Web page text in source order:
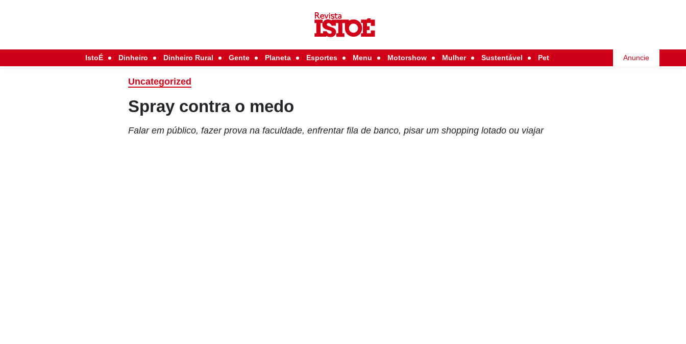
IstoÉ Dinheiro Dinheiro Rural Gente Planeta Esportes Menu Motorshow Mulher Sustentável Pet Anuncie
Uncategorized
Spray contra o medo
Falar em público, fazer prova na faculdade, enfrentar fila de banco, pisar um shopping lotado ou viajar